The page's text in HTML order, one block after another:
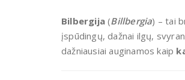
Bilbergija (Billbergia) – tai
įspūdingų, dažnai ilgų,
dažniausiai auginamos kaip